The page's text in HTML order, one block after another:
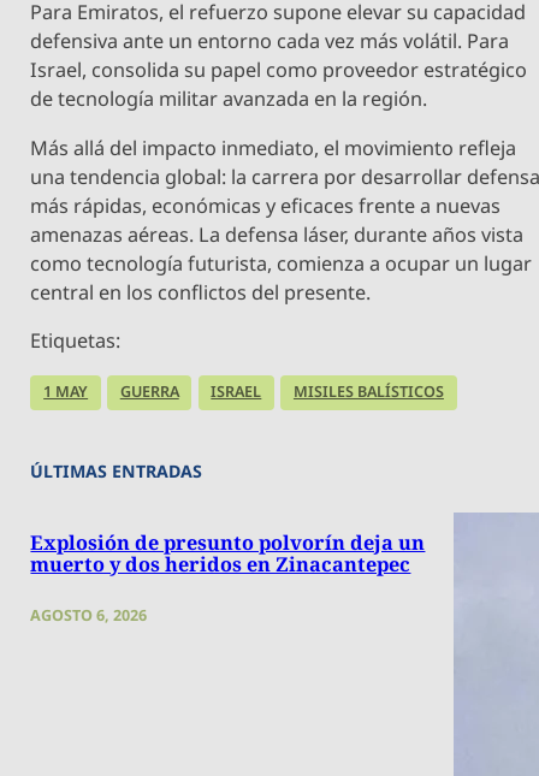
Para Emiratos, el refuerzo supone elevar su capacidad
defensiva ante un entorno cada vez más volátil. Para
Israel, consolida su papel como proveedor estratégico
de tecnología militar avanzada en la región.
Más allá del impacto inmediato, el movimiento refleja
una tendencia global: la carrera por desarrollar
más rápidas, económicas y eficaces frente a nuevas
amenazas aéreas. La defensa láser, durante años vista
como tecnología futurista, comienza a ocupar un lugar
central en los conflictos del presente.
Etiquetas:
1 MAY GUERRA ISRAEL MISILES BALÍSTICOS
ÚLTIMAS ENTRADAS
Explosión de presunto polvorín deja un
muerto y dos heridos en Zinacantepec
AGOSTO 6, 2026